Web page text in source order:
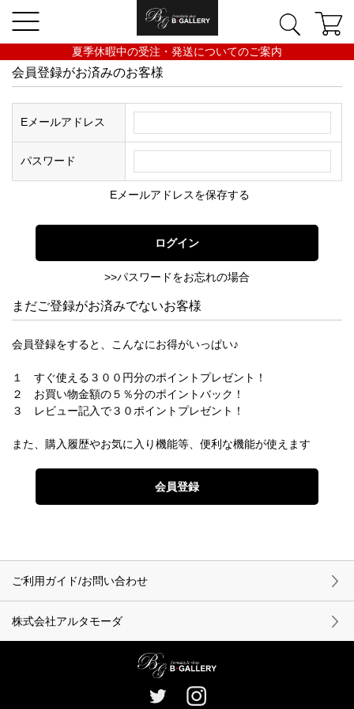
夏季休暇中の受注・発送についてのご案内
会員登録がお済みのお客様
Eメールアドレス
パスワード
Eメールアドレスを保存する
>>パスワードをお忘れの場合
まだご登録がお済みでないお客様
会員登録をすると、こんなにお得がいっぱい♪
１ すぐ使える３００円分のポイントプレゼント！
２ お買い物金額の５％分のポイントバック！
３ レビュー記入で３０ポイントプレゼント！
また、購入履歴やお気に入り機能等、便利な機能が使えます
ご利用ガイド/お問い合わせ
株式会社アルタモーダ